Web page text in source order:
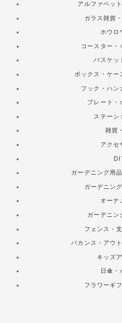
アルファベッ
ガラス雑貨
ホウロ
コースター・
バスケッ
ボックス・ケー
フック・ハン
プレート・
ステーシ
雑貨
アクセ
ガーデニング用
ガーデニン
オーナ
ガーデニン
フェンス・
バカンス・アウ
キッズ
日傘・
フラワーギ